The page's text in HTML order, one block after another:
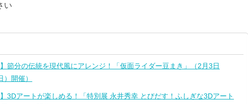
い
】節分の伝統を現代風にアレンジ！「仮面ライダー豆まき」（2月3日
）開催）
】3Dアートが楽しめる！「特別展 永井秀幸 とびだす！ふしぎな3Dアート